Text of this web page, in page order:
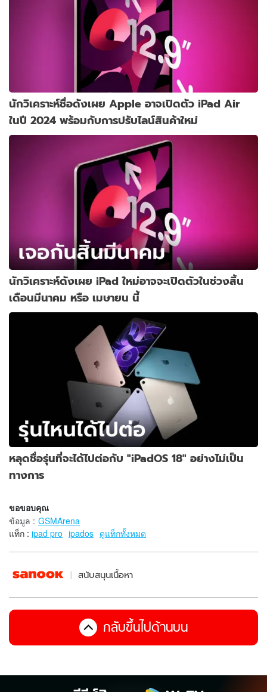
นักวิเคราะห์ชื่อดังเผย Apple อาจเปิดตัว iPad Air
ในปี 2024 พร้อมกับการปรับไลน์สินค้าใหม่
นักวิเคราะห์ดังเผย iPad ใหม่อาจจะเปิดตัวในช่วงสิ้น
เดือนมีนาคม หรือ เมษายน นี้
หลุดชื่อรุ่นที่จะได้ไปต่อกับ "iPadOS 18" อย่างไม่เป็น
ทางการ
ขอขอบคุณ
ข้อมูล : GSMArena
แท็ก : ipad pro ipados ดูแท็กทั้งหมด
สนับสนุนเนื้อหา
กลับขึ้นไปด้านบน